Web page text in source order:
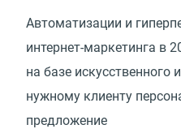
Автоматизации и
интернет-маркетинга в
на базе искусственного
нужному клиенту
предложение